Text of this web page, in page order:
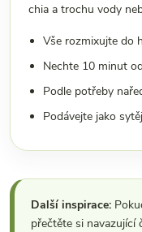
chia a trochu vody
Vše rozmixujte do
Nechte 10 minut
Podle potřeby
Podávejte jako
Další inspirace:
přečtěte si navazující